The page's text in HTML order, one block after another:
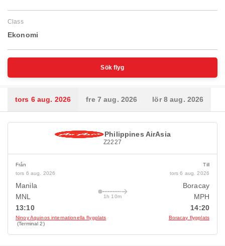
Class
Ekonomi
Sök flyg
tors 6 aug. 2026 fre 7 aug. 2026 lör 8 aug. 2026
Philippines AirAsia
Z2227
Från
tors 6 aug. 2026
Manila
MNL
13:10
Ninoy Aquinos internationella flygplats
(Terminal 2)
1h 10m
Till
tors 6 aug. 2026
Boracay
MPH
14:20
Boracay flygplats